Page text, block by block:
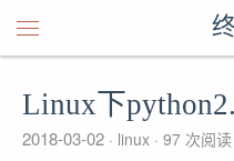
Linux下
2018-03-02 linux 97 次阅读